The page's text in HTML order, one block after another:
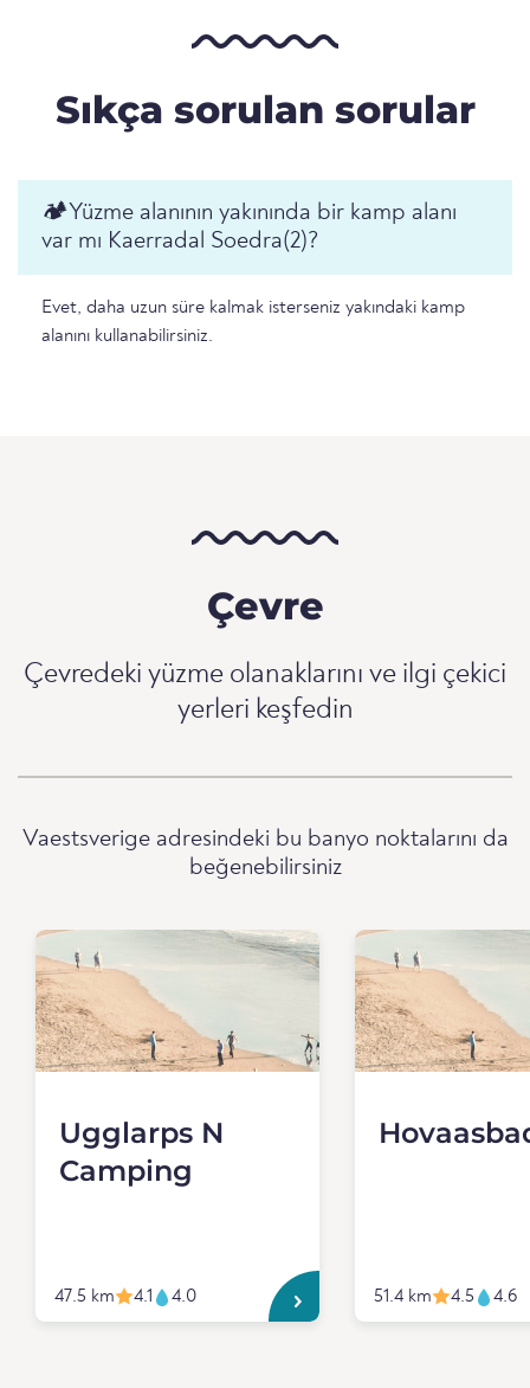
Sıkça sorulan sorular
🏕️️Yüzme alanının yakınında bir kamp alanı
var mı Kaerradal Soedra(2)?
Evet, daha uzun süre kalmak isterseniz yakındaki kamp
alanını kullanabilirsiniz.
Çevre
Çevredeki yüzme olanaklarını ve ilgi çekici
yerleri keşfedin
Vaestsverige adresindeki bu banyo noktalarını da
beğenebilirsiniz
Ugglarps N
Camping
47.5 km 4.1 4.0 51.4 km 4.5 4.6